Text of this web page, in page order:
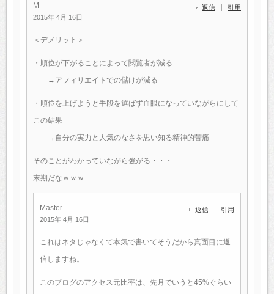
M
2015年 4月 16日
返信 引用
＜デメリット＞
・順位が下がることによって閲覧者が減る
→アフィリエイトでの儲けが減る
・順位を上げようと手段を選ばず血眼になっていながらにして
この結果
→自分の実力と人気のなさを思い知る精神的苦痛
そのことがわかっていながら強がる・・・
末期だなｗｗｗ
Master
2015年 4月 16日
返信 引用
これはネタじゃなくて本気で書いてそうだから真面目に返
信しますね。
このブログのアクセス元比率は、先月でいうと45%ぐらい